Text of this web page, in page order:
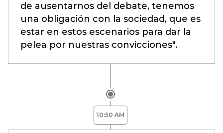
de ausentarnos del debate, tenemos
una obligación con la sociedad, que es
estar en estos escenarios para dar la
pelea por nuestras convicciones".
10:50 AM